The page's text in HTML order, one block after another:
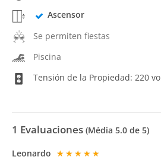
Ascensor
Se permiten fiestas
Piscina
Tensión de la Propiedad: 220
1 Evaluaciones (Média 5.0 de 5)
Leonardo ★★★★★